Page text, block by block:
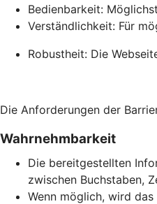
Bedienbarkeit:
Verständlichkeit: Für
Robustheit: Die
Die Anforderungen der
Wahrnehmbarkeit
Die bereitgestellten
zwischen Buchstaben,
Wenn möglich, wird